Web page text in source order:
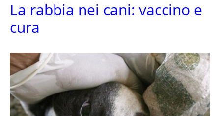
La rabbia nei cani: vaccino e
cura